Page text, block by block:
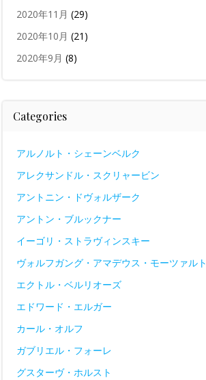
2020年11月 (29)
2020年10月 (21)
2020年9月 (8)
Categories
アルノルト・シェーンベルク
アレクサンドル・スクリャービン
アントニン・ドヴォルザーク
アントン・ブルックナー
イーゴリ・ストラヴィンスキー
ヴォルフガング・アマデウス・モーツァルト
エクトル・ベルリオーズ
エドワード・エルガー
カール・オルフ
ガブリエル・フォーレ
グスターヴ・ホルスト